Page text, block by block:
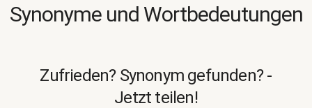
Synonyme und Wortbedeutungen
Zufrieden? Synonym gefunden? -
Jetzt teilen!